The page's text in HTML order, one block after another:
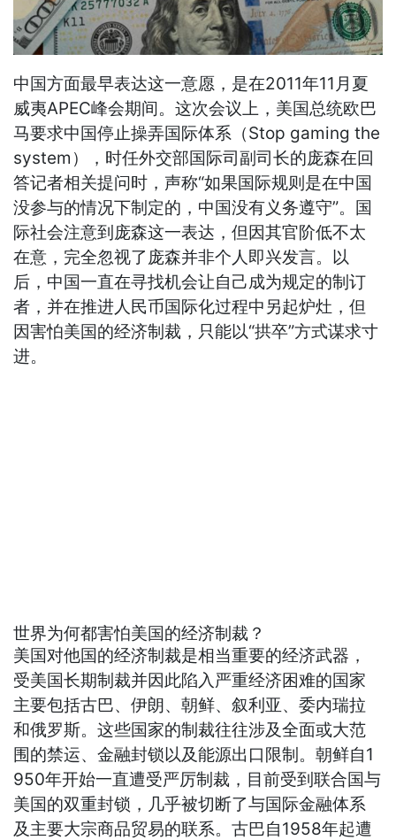
中国方面最早表达这一意愿，是在2011年11月夏
威夷APEC峰会期间。这次会议上，美国总统欧巴
马要求中国停止操弄国际体系（Stop gaming the
system），时任外交部国际司副司长的庞森在回
答记者相关提问时，声称“如果国际规则是在中国
没参与的情况下制定的，中国没有义务遵守”。国
际社会注意到庞森这一表达，但因其官阶低不太
在意，完全忽视了庞森并非个人即兴发言。以
后，中国一直在寻找机会让自己成为规定的制订
者，并在推进人民币国际化过程中另起炉灶，但
因害怕美国的经济制裁，只能以“拱卒”方式谋求寸
进。
世界为何都害怕美国的经济制裁？
美国对他国的经济制裁是相当重要的经济武器，
受美国长期制裁并因此陷入严重经济困难的国家
主要包括古巴、伊朗、朝鲜、叙利亚、委内瑞拉
和俄罗斯。这些国家的制裁往往涉及全面或大范
围的禁运、金融封锁以及能源出口限制。朝鲜自1
950年开始一直遭受严厉制裁，目前受到联合国与
美国的双重封锁，几乎被切断了与国际金融体系
及主要大宗商品贸易的联系。古巴自1958年起遭